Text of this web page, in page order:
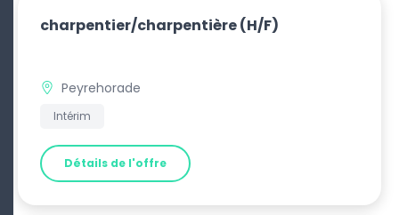
charpentier/charpentière(H/F)
Peyrehorade
Intérim
Détails de l'offre